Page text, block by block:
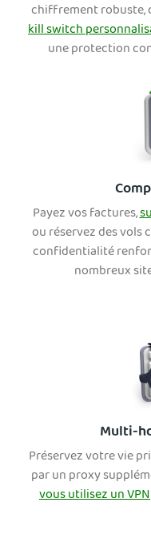
chiffrement robuste,
kill switch
une protection
Payez vos factures,
ou réservez des vols
confidentialité
nombreux
Multi-
Préservez votre vie
par un proxy
vous utilisez un VPN